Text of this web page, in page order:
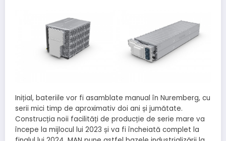
Inițial, bateriile vor fi asamblate manual în Nuremberg, cu
serii mici timp de aproximativ doi ani și jumătate.
Construcția noii facilități de producție de serie mare va
începe la mijlocul lui 2023 și va fi încheiată complet la